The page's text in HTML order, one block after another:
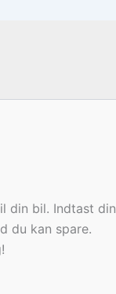
din bil. Indtast din
du kan spare.